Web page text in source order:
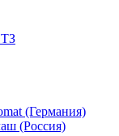
(Германия)
(Россия)